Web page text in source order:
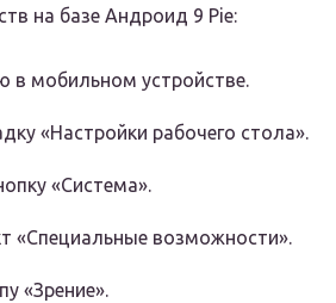
на базе Андроид 9 Pie:
в мобильном устройстве.
«Настройки рабочего стола».
«Система».
«Специальные возможности».
«Зрение».